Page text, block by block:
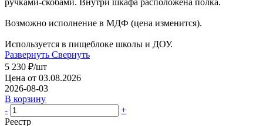
Возможно исполнение в МДФ (цена изменится).
Используется в пищеблоке школы и ДОУ.
Развернуть Свернуть
5 230 ₽/шт
Цена от 03.08.2026
2026-08-03
В корзину
-
+
Реестр